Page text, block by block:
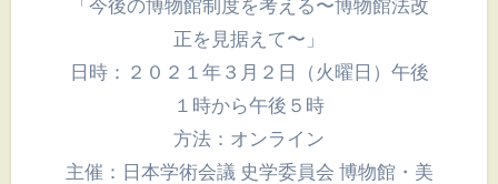
「今後の博物館制度を考える〜博物館法改
正を見据えて〜」
日時：２０２１年３月２日（火曜日）午後
１時から午後５時
方法：オンライン
主催：日本学術会議 史学委員会 博物館・美